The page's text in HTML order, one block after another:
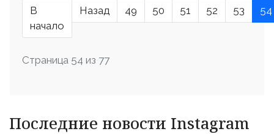
В
начало
Назад 49 50 51 52 53 54
Страница 54 из 77
Последние новости Instagram